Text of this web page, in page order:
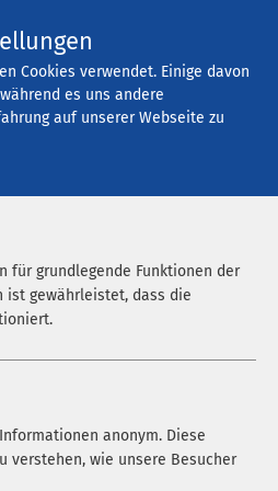
Schüler und Auszubildende
Cookies verwendet. Einige davon
es uns andere
auf unserer Webseite zu
für grundlegende Funktionen der
ist gewährleistet, dass die
anonym. Diese
verstehen, wie unsere Besucher